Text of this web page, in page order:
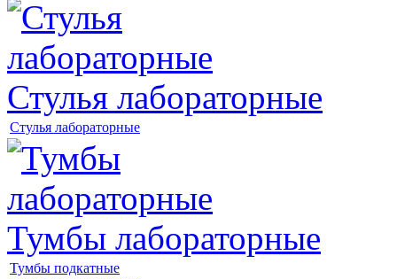
Стулья лабораторные
Стулья лабораторные
Тумбы лабораторные
Тумбы подкатные